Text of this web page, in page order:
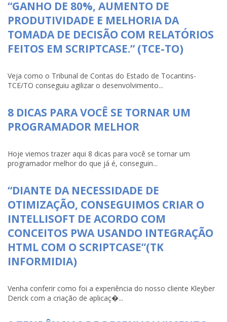
“GANHO DE 80%, AUMENTO DE
PRODUTIVIDADE E MELHORIA DA
TOMADA DE DECISÃO COM RELATÓRIOS
FEITOS EM SCRIPTCASE.” (TCE-TO)
Veja como o Tribunal de Contas do Estado de Tocantins-
TCE/TO conseguiu agilizar o desenvolvimento...
8 DICAS PARA VOCÊ SE TORNAR UM
PROGRAMADOR MELHOR
Hoje viemos trazer aqui 8 dicas para você se tornar um
programador melhor do que já é, conseguin...
“DIANTE DA NECESSIDADE DE
OTIMIZAÇÃO, CONSEGUIMOS CRIAR O
INTELLISOFT DE ACORDO COM
CONCEITOS PWA USANDO INTEGRAÇÃO
HTML COM O SCRIPTCASE”(TK
INFORMIDIA)
Venha conferir como foi a experiência do nosso cliente Kleyber
Derick com a criação de aplicaç�...